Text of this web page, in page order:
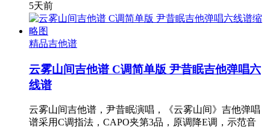
5天前
精品吉他谱
云雾山间吉他谱 C调简单版 尹昔眠吉他弹唱六
线谱
云雾山间吉他谱，尹昔眠演唱，《云雾山间》吉他弹唱
谱采用C调指法，CAPO夹第3品，原调降E调，示范音